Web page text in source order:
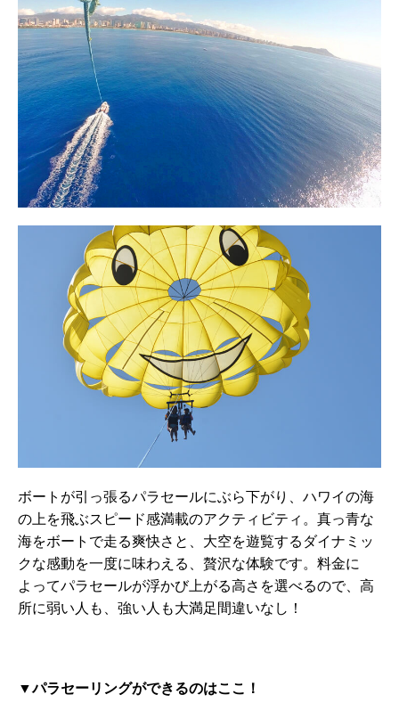
ボートが引っ張るパラセールにぶら下がり、ハワイの海
の上を飛ぶスピード感満載のアクティビティ。真っ青な
海をボートで走る爽快さと、大空を遊覧するダイナミッ
クな感動を一度に味わえる、贅沢な体験です。料金に
よってパラセールが浮かび上がる高さを選べるので、高
所に弱い人も、強い人も大満足間違いなし！
▼パラセーリングができるのはここ！